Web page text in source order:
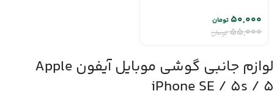
۵۵,۰۰۰ تومان
۵۰,۰۰۰ تومان
لوازم جانبی گوشی موبایل آیفون Apple
iPhone SE / 5s / 5